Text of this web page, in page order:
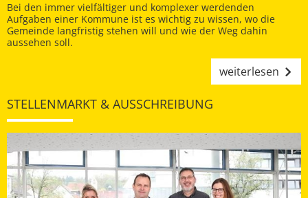
Bei den immer vielfältiger und komplexer werdenden
Aufgaben einer Kommune ist es wichtig zu wissen, wo die
Gemeinde langfristig stehen will und wie der Weg dahin
aussehen soll.
weiterlesen
STELLENMARKT & AUSSCHREIBUNG